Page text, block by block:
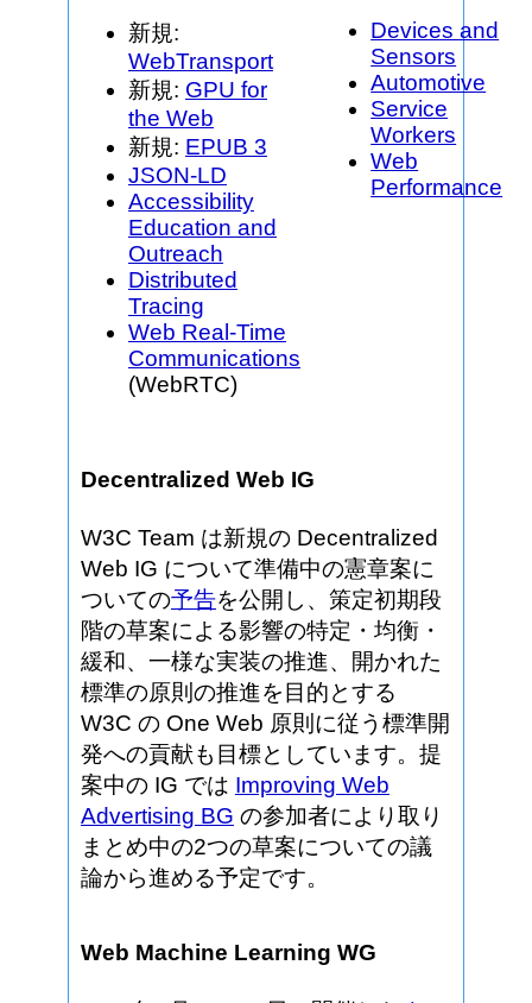
新規:
WebTransport
新規: GPU for
the Web
新規: EPUB 3
JSON-LD
Accessibility
Education and
Outreach
Distributed
Tracing
Web Real-Time
Communications
(WebRTC)
Devices and
Sensors
Automotive
Service
Workers
Web
Performance
Decentralized Web IG
W3C Team は新規の Decentralized
Web IG について準備中の憲章案に
ついての予告を公開し、策定初期段
階の草案による影響の特定・均衡・
緩和、一様な実装の推進、開かれた
標準の原則の推進を目的とする
W3C の One Web 原則に従う標準開
発への貢献も目標としています。提
案中の IG では Improving Web
Advertising BG の参加者により取り
まとめ中の2つの草案についての議
論から進める予定です。
Web Machine Learning WG